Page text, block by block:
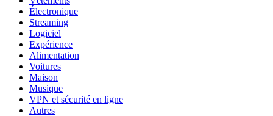
Électronique
Streaming
Logiciel
Expérience
Alimentation
Voitures
Maison
Musique
VPN et sécurité en ligne
Autres